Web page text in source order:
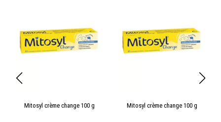
Mitosyl crème change 100 g Mitosyl crème change 100 g